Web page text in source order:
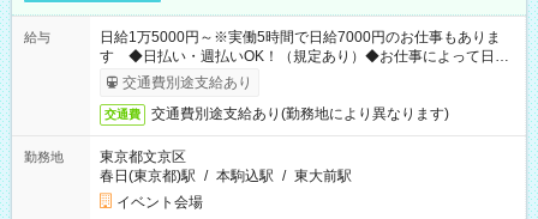
給与
日給1万5000円～※実働5時間で日給7000円のお仕事もありま
す ◆日払い・週払いOK！（規定あり）◆お仕事によって日給
も異なります
交通費別途支給あり
交通費 交通費別途支給あり(勤務地により異なります)
勤務地
東京都文京区
春日(東京都)駅 / 本駒込駅 / 東大前駅
イベント会場